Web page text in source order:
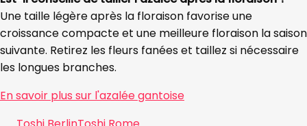
Une taille légère après la floraison favorise une
croissance compacte et une meilleure floraison la saison
suivante. Retirez les fleurs fanées et taillez si nécessaire
les longues branches.
En savoir plus sur l'azalée gantoise